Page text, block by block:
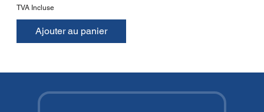
TVA Incluse
Ajouter au panier